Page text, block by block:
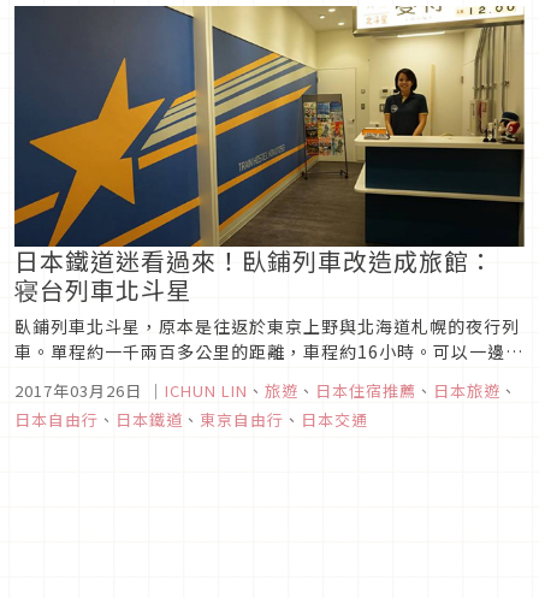
日本鐵道迷看過來！臥鋪列車改造成旅館：
寝台列車北斗星
臥鋪列車北斗星，原本是往返於東京上野與北海道札幌的夜行列
車。單程約一千兩百多公里的距離，車程約16小時。可以一邊搭
完全平躺的臥鋪。
2017年03月26日 ｜ ICHUN LIN 、 旅遊 、 日本住宿推薦 、 日本旅遊 、
日本自由行 、 日本鐵道 、 東京自由行 、 日本交通